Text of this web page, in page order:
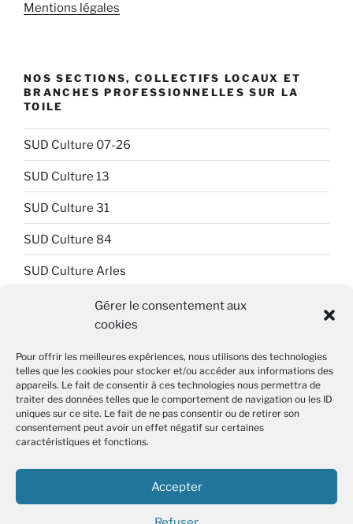
Gérer le consentement aux
cookies
Pour offrir les meilleures expériences, nous utilisons des technologies
telles que les cookies pour stocker et/ou accéder aux informations des
appareils. Le fait de consentir à ces technologies nous permettra de
traiter des données telles que le comportement de navigation ou les ID
uniques sur ce site. Le fait de ne pas consentir ou de retirer son
consentement peut avoir un effet négatif sur certaines
caractéristiques et fonctions.
Accepter
Mentions légales
NOS SECTIONS, COLLECTIFS LOCAUX ET
BRANCHES PROFESSIONNELLES SUR LA
TOILE
SUD Culture 07-26
SUD Culture 13
SUD Culture 31
SUD Culture 84
SUD Culture Arles
SUD Culture Art Architecture
SUD Culture Beaubourg
SUD Culture Bibliothèque nationale de France (BnF)
SUD Culture Métiers du livre
SUD Culture MICAM IDF